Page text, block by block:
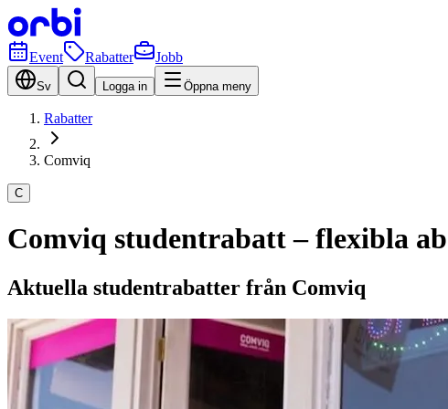
Event Rabatter Jobb
Sv Logga in Öppna meny
Rabatter
Comviq
C
Comviq studentrabatt – flexibla
Aktuella studentrabatter från Comviq